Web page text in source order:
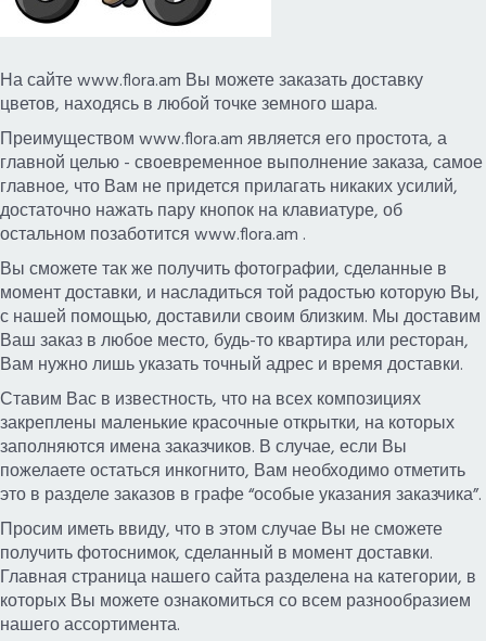
На сайте www.flora.am Вы можете заказать доставку
цветов, находясь в любой точке земного шара.
Преимуществом www.flora.am является его простота, а
главной целью - своевременное выполнение заказа, самое
главное, что Вам не придется прилагать никаких усилий,
достаточно нажать пару кнопок на клавиатуре, об
остальном позаботится www.flora.am .
Вы сможете так же получить фотографии, сделанные в
момент доставки, и насладиться той радостью которую Вы,
с нашей помощью, доставили своим близким. Мы доставим
Ваш заказ в любое место, будь-то квартира или ресторан,
Вам нужно лишь указать точный адрес и время доставки.
Ставим Вас в известность, что на всех композициях
закреплены маленькие красочные открытки, на которых
заполняются имена заказчиков. В случае, если Вы
пожелаете остаться инкогнито, Вам необходимо отметить
это в разделе заказов в графе “особые указания заказчика”.
Просим иметь ввиду, что в этом случае Вы не сможете
получить фотоснимок, сделанный в момент доставки.
Главная страница нашего сайта разделена на категории, в
которых Вы можете ознакомиться со всем разнообразием
нашего ассортимента.